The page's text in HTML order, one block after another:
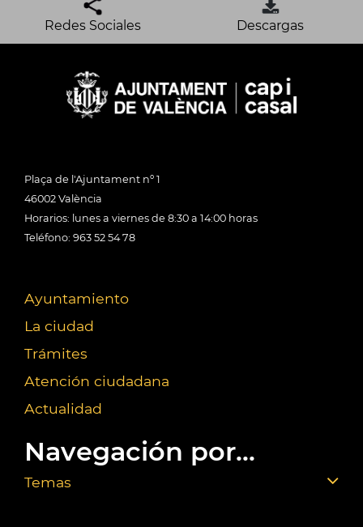
Redes Sociales Descargas
Plaça de l'Ajuntament nº 1
46002 València
Horarios: lunes a viernes de 8:30 a 14:00 horas
Teléfono: 963 52 54 78
Ayuntamiento
La ciudad
Trámites
Atención ciudadana
Actualidad
Navegación por...
Temas